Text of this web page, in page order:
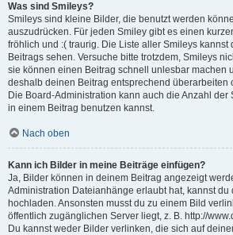
Was sind Smileys?
Smileys sind kleine Bilder, die benutzt werden
auszudrücken. Für jeden Smiley gibt es einen
fröhlich und :( traurig. Die Liste aller Smileys kannst
Beitrags sehen. Versuche bitte trotzdem, Smileys
sie können einen Beitrag schnell unlesbar machen
deshalb deinen Beitrag entsprechend überarbeiten
Die Board-Administration kann auch die Anzahl der
in einem Beitrag benutzen kannst.
Nach oben
Kann ich Bilder in meine Beiträge einfügen?
Ja, Bilder können in deinem Beitrag angezeigt
Administration Dateianhänge erlaubt hat, kannst du
hochladen. Ansonsten musst du zu einem Bild
öffentlich zugänglichen Server liegt, z. B. http://
Du kannst weder Bilder verlinken, die sich auf